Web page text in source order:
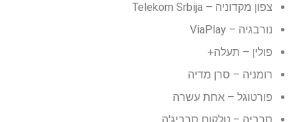
צפון מקדוניה – Telekom Srbija
נורבגיה – ViaPlay
פולין – תעלה+
רומניה – סרן מדיה
פורטוגל – אחת עשרה